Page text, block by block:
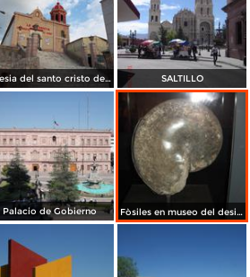
iglesia del santo cristo del ojo de agua SALTILLO
Palacio de Gobierno Fòsiles en museo del desierto